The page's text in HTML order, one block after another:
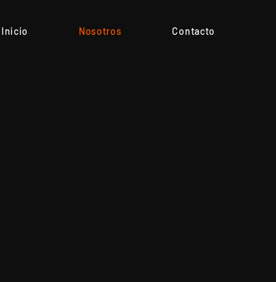
Inicio Nosotros Contacto